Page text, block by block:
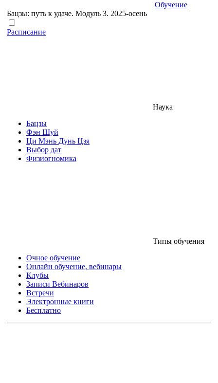
Обучение
Бацзы: путь к удаче. Модуль 3. 2025-осень
Расписание
Наука
Бацзы
Фэн Шуй
Ци Мэнь Дунь Цзя
Выбор дат
Физиогномика
Типы обучения
Очное обучение
Онлайн обучение, вебинары
Клубы
Записи Вебинаров
Встречи
Электронные книги
Бесплатно